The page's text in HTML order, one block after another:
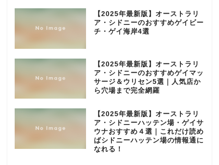
【2025年最新版】オーストラリ
ア・シドニーのおすすめゲイビー
チ・ゲイ海岸4選
【2025年最新版】オーストラリ
ア・シドニーのおすすめゲイマッ
サージ＆ウリセン5選｜人気店か
ら穴場まで完全網羅
【2025年最新版】オーストラリ
ア・シドニーハッテン場・ゲイサ
ウナおすすめ４選｜これだけ読め
ばシドニーハッテン場の情報通に
なれる！